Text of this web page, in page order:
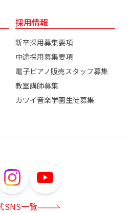
採用情報
新卒採用募集要項
中途採用募集要項
電子ピアノ販売スタッフ募集
教室講師募集
カワイ音楽学園生徒募集
SNS一覧